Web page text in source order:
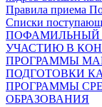
Правила приема
Списки
ПОФАМИЛЬНЫЙ
УЧАСТИЮ В
ПРОГРАММЫ
ПОДГОТОВКИ
ПРОГРАММЫ
ОБРАЗОВАНИЯ